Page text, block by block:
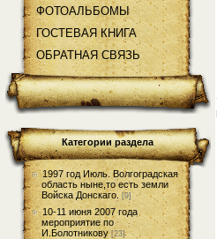
ФОТОАЛЬБОМЫ
ГОСТЕВАЯ КНИГА
ОБРАТНАЯ СВЯЗЬ
Категории раздела
1997 год Июль. Волгоградская
область ныне,то есть земли
Войска Донскаго. [9]
10-11 июня 2007 года
мероприятие по
И.Болотникову [23]